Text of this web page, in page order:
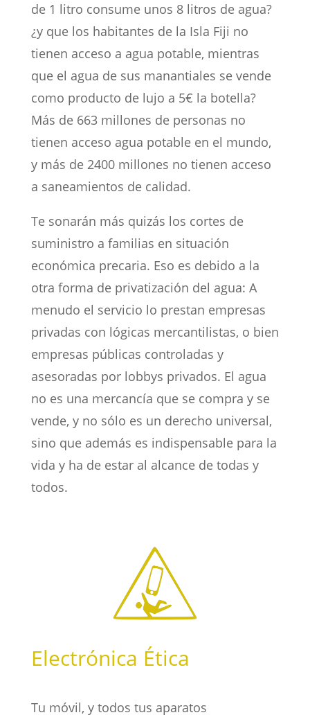
de 1 litro consume unos 8 litros de agua?
¿y que los habitantes de la Isla Fiji no
tienen acceso a agua potable, mientras
que el agua de sus manantiales se vende
como producto de lujo a 5€ la botella?
Más de 663 millones de personas no
tienen acceso agua potable en el mundo,
y más de 2400 millones no tienen acceso
a saneamientos de calidad.
Te sonarán más quizás los cortes de
suministro a familias en situación
económica precaria. Eso es debido a la
otra forma de privatización del agua: A
menudo el servicio lo prestan empresas
privadas con lógicas mercantilistas, o bien
empresas públicas controladas y
asesoradas por lobbys privados. El agua
no es una mercancía que se compra y se
vende, y no sólo es un derecho universal,
sino que además es indispensable para la
vida y ha de estar al alcance de todas y
todos.
Electrónica Ética
Tu móvil, y todos tus aparatos